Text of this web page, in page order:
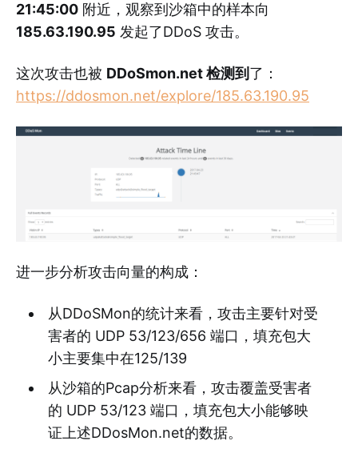
21:45:00 附近，观察到沙箱中的样本向
185.63.190.95 发起了DDoS 攻击。
这次攻击也被 DDoSmon.net 检测到 了：
https://ddosmon.net/explore/185.63.190.95
进一步分析攻击向量的构成：
从DDoSMon的统计来看，攻击主要针对受
害者的 UDP 53/123/656 端口，填充包大
小主要集中在125/139
从沙箱的Pcap分析来看，攻击覆盖受害者
的 UDP 53/123 端口，填充包大小能够映
证上述DDosMon.net的数据。